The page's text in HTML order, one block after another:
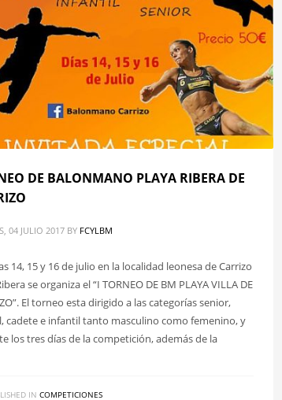
DE BALONMANO PLAYA RIBERA DE
04 JULIO 2017 BY FCYLBM
14, 15 y 16 de julio en la localidad leonesa de Carrizo
se organiza el “I TORNEO DE BM PLAYA VILLA DE
El torneo esta dirigido a las categorías senior,
cadete e infantil tanto masculino como femenino, y
los tres días de la competición, además de la
IN COMPETICIONES